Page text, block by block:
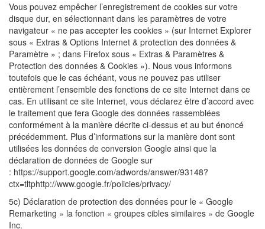
Vous pouvez empêcher l’enregistrement de cookies sur votre
disque dur, en sélectionnant dans les paramètres de votre
navigateur « ne pas accepter les cookies » (sur Internet Explorer
sous « Extras & Options Internet & protection des données &
Paramètre » ; dans Firefox sous « Extras & Paramètres &
Protection des données & Cookies »). Nous vous informons
toutefois que le cas échéant, vous ne pouvez pas utiliser
entièrement l’ensemble des fonctions de ce site Internet dans ce
cas. En utilisant ce site Internet, vous déclarez être d’accord avec
le traitement que fera Google des données rassemblées
conformément à la manière décrite ci-dessus et au but énoncé
précédemment. Plus d’informations sur la manière dont sont
utilisées les données de conversion Google ainsi que la
déclaration de données de Google sur
: https://support.google.com/adwords/answer/93148?
ctx=tltphttp://www.google.fr/policies/privacy/
5c) Déclaration de protection des données pour le « Google
Remarketing » la fonction « groupes cibles similaires » de Google
Inc.